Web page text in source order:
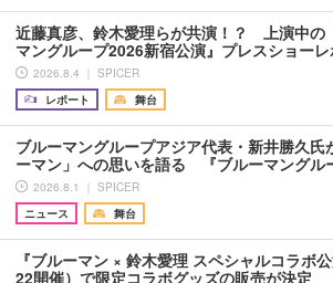
近藤真彦、鈴木愛理らが共演！？ 上演中の
マングループ2026新宿公演』プレスショーレ
2026.8.4 ｜ SPICER
レポート
舞台
ブルーマングループアジア代表・新井勝久氏
ーマン」への思いを語る 『ブルーマング
2026.8.1 ｜ SPICER
ニュース
舞台
『ブルーマン × 鈴木愛理 スペシャルコラボ
22開催）で限定コラボグッズの販売が決定